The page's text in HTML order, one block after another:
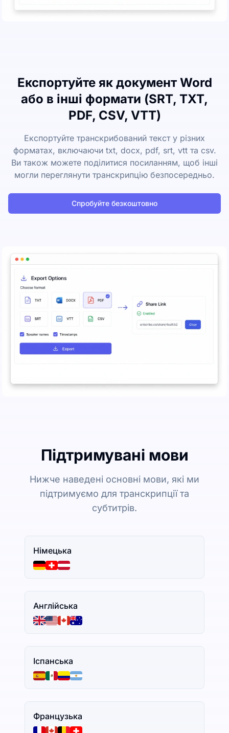
Експортуйте як документ Word
або в інші формати (SRT, TXT,
PDF, CSV, VTT)
Експортуйте транскрибований текст у різних
форматах, включаючи txt, docx, pdf, srt, vtt та csv.
Ви також можете поділитися посиланням, щоб інші
могли переглянути транскрипцію безпосередньо.
Спробуйте безкоштовно
Підтримувані мови
Нижче наведені основні мови, які ми
підтримуємо для транскрипції та
субтитрів.
Німецька
Англійська
Іспанська
Французька